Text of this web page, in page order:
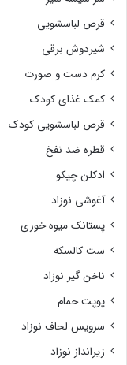
قرص لباسشویی
شیردوش برقی
کرم دست و صورت
کمک غذای کودک
قرص لباسشویی کودک
قطره ضد نفخ
ادکلن چیکو
آغوشی نوزاد
پستانک میوه خوری
ست کالسکه
ناخن گیر نوزاد
پوپت حمام
سرویس لحاف نوزاد
زیرانداز نوزاد